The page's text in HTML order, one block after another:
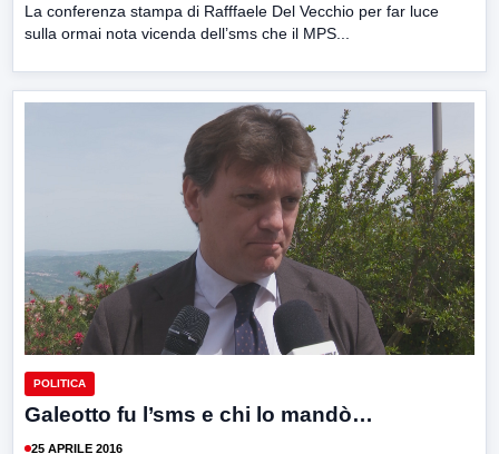
La conferenza stampa di Rafffaele Del Vecchio per far luce
sulla ormai nota vicenda dell’sms che il MPS...
POLITICA
Galeotto fu l’sms e chi lo mandò…
25 APRILE 2016